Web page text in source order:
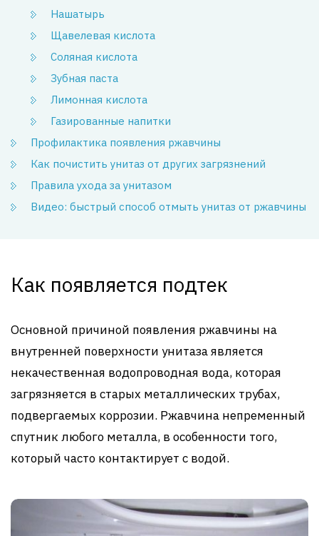
Нашатырь
Щавелевая кислота
Соляная кислота
Зубная паста
Лимонная кислота
Газированные напитки
Профилактика появления ржавчины
Как почистить унитаз от других загрязнений
Правила ухода за унитазом
Видео: быстрый способ отмыть унитаз от ржавчины
Как появляется подтек
Основной причиной появления ржавчины на
внутренней поверхности унитаза является
некачественная водопроводная вода, которая
загрязняется в старых металлических трубах,
подвергаемых коррозии. Ржавчина непременный
спутник любого металла, в особенности того,
который часто контактирует с водой.